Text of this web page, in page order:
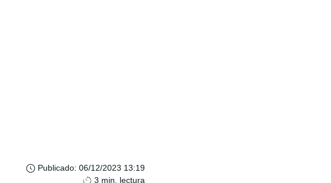
Publicado: 06/12/2023 13:19
3 min. lectura